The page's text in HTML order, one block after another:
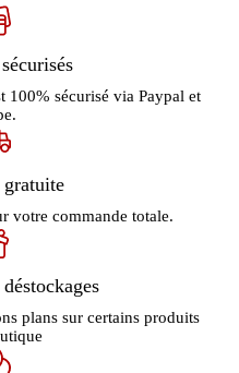
100% sécurisé via Paypal et
votre commande totale.
plans sur certains produits